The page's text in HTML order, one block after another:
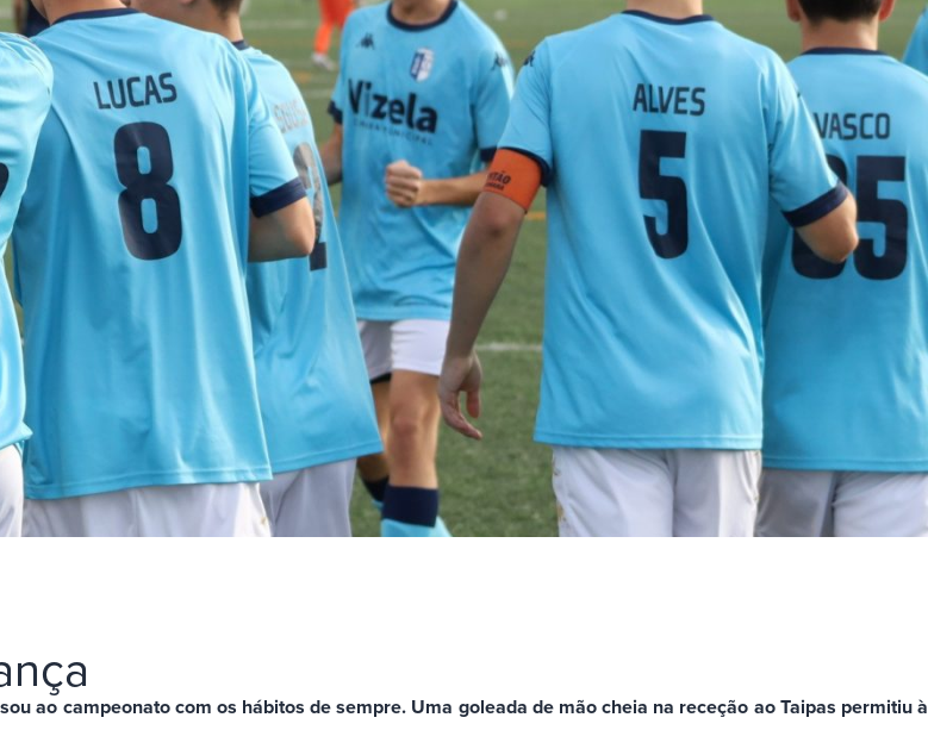
ao campeonato com os hábitos de sempre. Uma goleada de mão cheia na receção ao Taipas permitiu à